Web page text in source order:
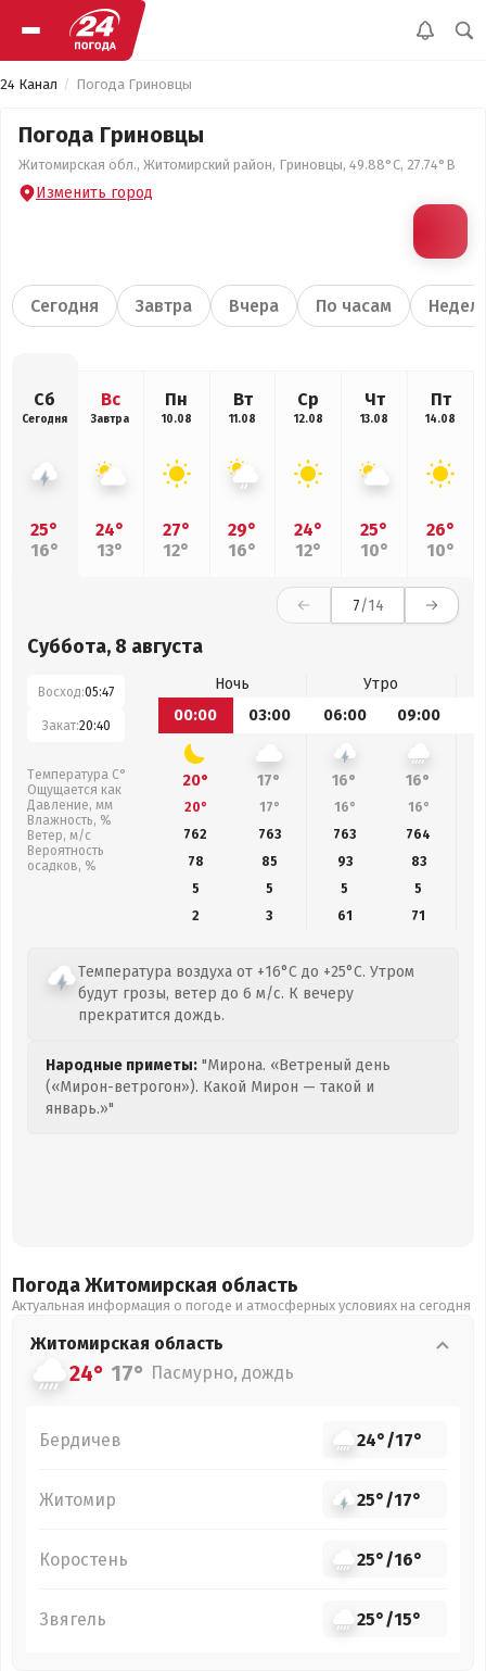
24 Канал Погода Гриновцы
Погода Гриновцы
Житомирская обл., Житомирский район, Гриновцы, 49.88°С, 27.74°В
Изменить город
Сегодня Завтра Вчера По часам
Сб
Сегодня
25°
16°
Вс
Завтра
24°
13°
Пн
10.08
27°
12°
Вт
11.08
29°
16°
Ср
12.08
24°
12°
Чт
13.08
25°
10°
Пт
14.08
26°
10°
7/14
Суббота, 8 августа
Восход:05:47
Закат:20:40
Температура С°
Ощущается как
Давление, мм
Влажность, %
Ветер, м/с
Вероятность
осадков, %
Ночь
Утро
00:00
03:00 06:00 09:00
20° 17° 16° 16°
20° 17° 16° 16°
762
763 763 764
78
85 93 83
5
5 5
5
2
3 61 71
Температура воздуха от +16°C до +25°C. Утром
будут грозы, ветер до 6 м/с. К вечеру
прекратится дождь.
Народные приметы: "Мирона. «Ветреный день
(«Мирон-ветрогон»). Какой Мирон — такой и
январь.»"
Погода Житомирская область
Актуальная информация о погоде и атмосферных условиях на сегодня
Житомирская область
24° 17° Пасмурно, дождь
Бердичев 24°/17°
Житомир 25°/17°
Коростень 25°/16°
Звягель 25°/15°